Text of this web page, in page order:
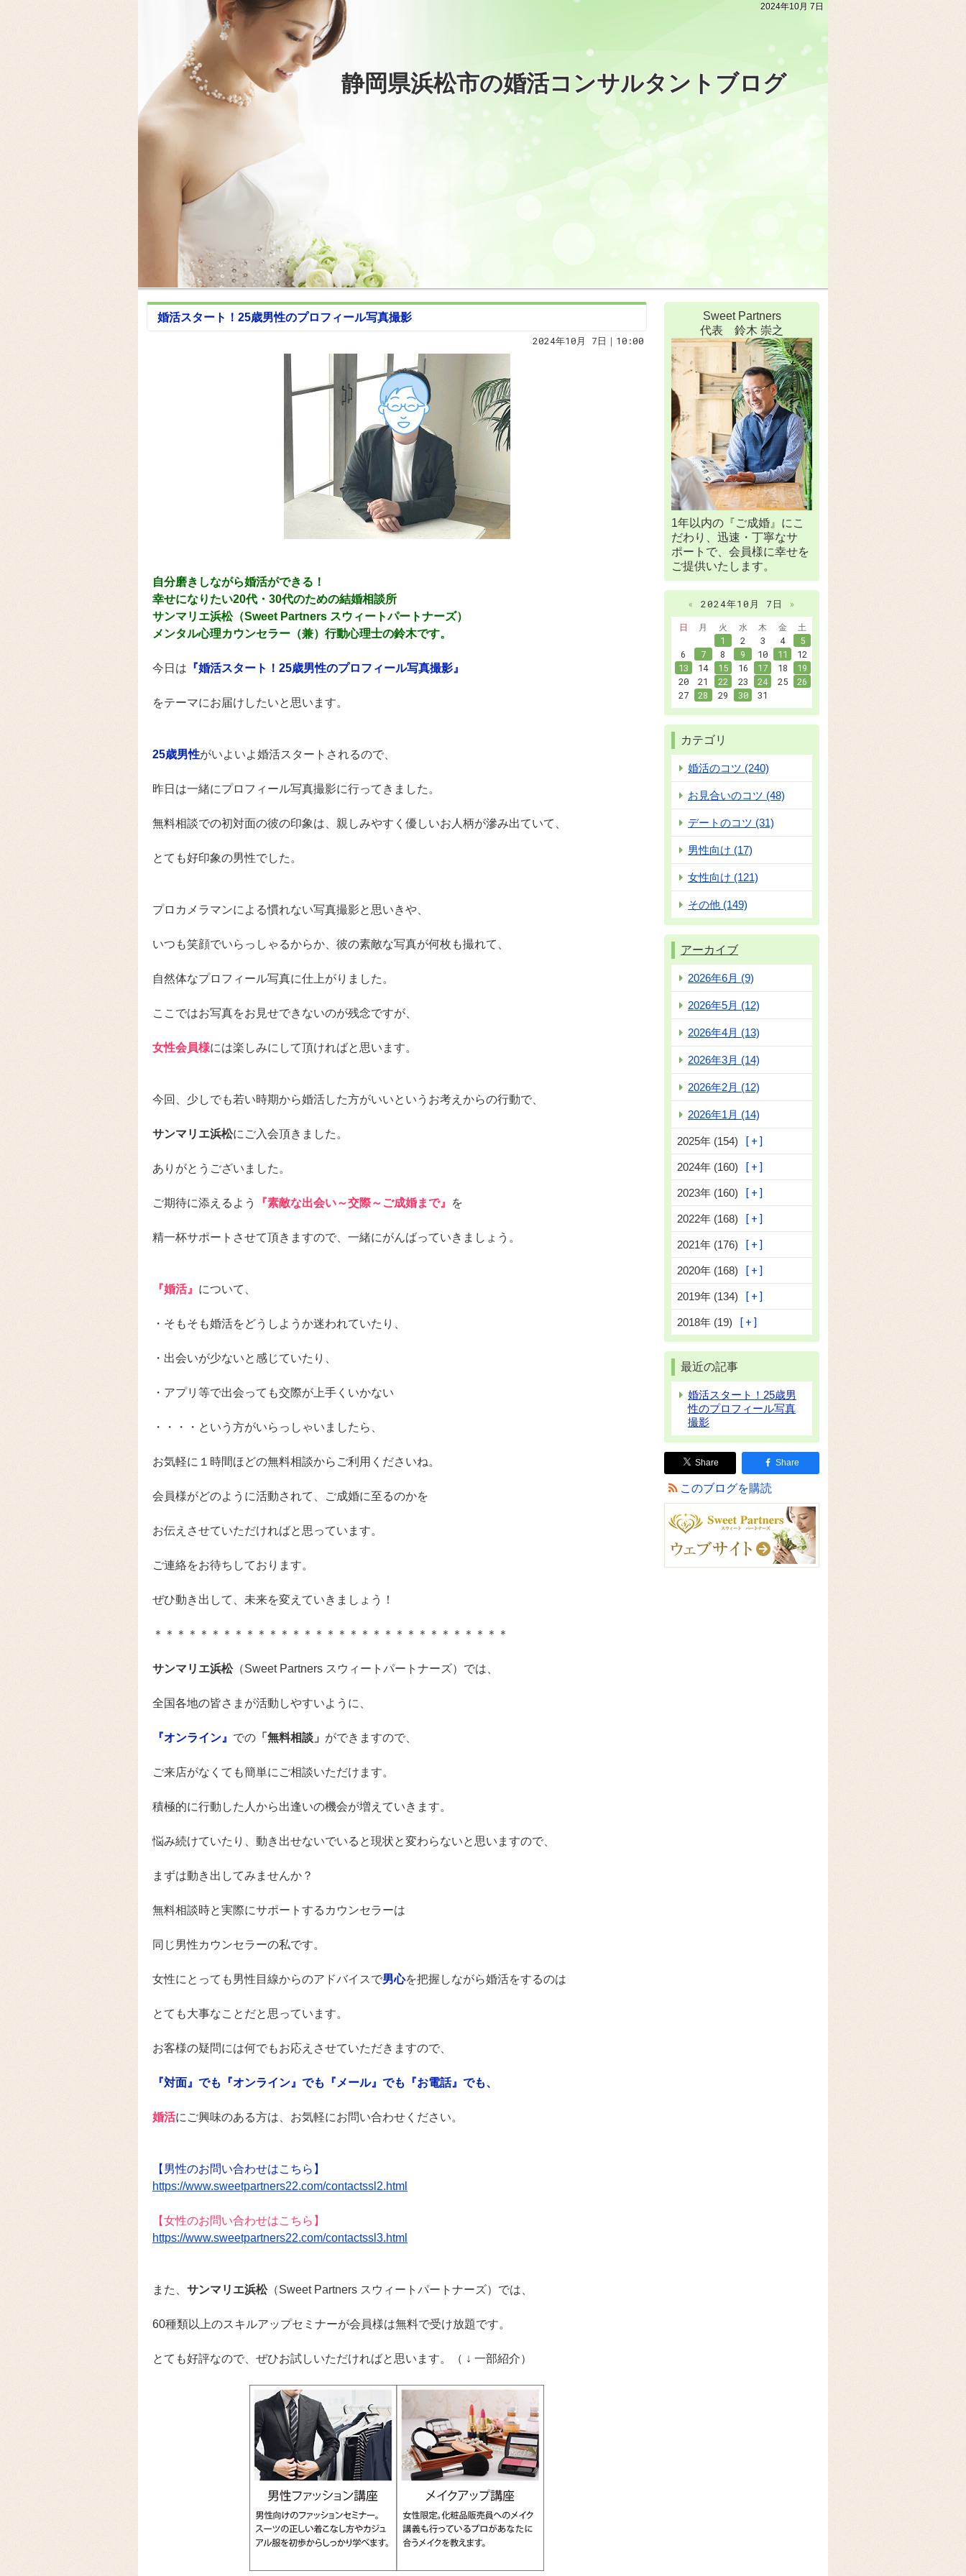
2024年10月 7日
静岡県浜松市の婚活コンサルタントブログ
婚活スタート！25歳男性のプロフィール写真撮影
2024年10月 7日｜10:00
自分磨きしながら婚活ができる！
幸せになりたい20代・30代のための結婚相談所
サンマリエ浜松（Sweet Partners スウィートパートナーズ）
メンタル心理カウンセラー（兼）行動心理士の鈴木です。
今日は 『婚活スタート！25歳男性のプロフィール写真撮影』
をテーマにお届けしたいと思います。
25歳男性がいよいよ婚活スタートされるので、
昨日は一緒にプロフィール写真撮影に行ってきました。
無料相談での初対面の彼の印象は、親しみやすく優しいお人柄が滲み出ていて、
とても好印象の男性でした。
プロカメラマンによる慣れない写真撮影と思いきや、
いつも笑顔でいらっしゃるからか、彼の素敵な写真が何枚も撮れて、
自然体なプロフィール写真に仕上がりました。
ここではお写真をお見せできないのが残念ですが、
女性会員様には楽しみにして頂ければと思います。
今回、少しでも若い時期から婚活した方がいいというお考えからの行動で、
サンマリエ浜松にご入会頂きました。
ありがとうございました。
ご期待に添えるよう 『素敵な出会い～交際～ご成婚まで』 を
精一杯サポートさせて頂きますので、一緒にがんばっていきましょう。
『婚活』 について、
・そもそも婚活をどうしようか迷われていたり、
・出会いが少ないと感じていたり、
・アプリ等で出会っても交際が上手くいかない
・・・・という方がいらっしゃいましたら、
お気軽に１時間ほどの無料相談からご利用くださいね。
会員様がどのように活動されて、ご成婚に至るのかを
お伝えさせていただければと思っています。
ご連絡をお待ちしております。
ぜひ動き出して、未来を変えていきましょう！
＊＊＊＊＊＊＊＊＊＊＊＊＊＊＊＊＊＊＊＊＊＊＊＊＊＊＊＊＊＊＊
サンマリエ浜松（Sweet Partners スウィートパートナーズ）では、
全国各地の皆さまが活動しやすいように、
『オンライン』 での 「無料相談」 ができますので、
ご来店がなくても簡単にご相談いただけます。
積極的に行動した人から出逢いの機会が増えていきます。
悩み続けていたり、動き出せないでいると現状と変わらないと思いますので、
まずは動き出してみませんか？
無料相談時と実際にサポートするカウンセラーは
同じ男性カウンセラーの私です。
女性にとっても男性目線からのアドバイスで男心を把握しながら婚活をするのは
とても大事なことだと思っています。
お客様の疑問には何でもお応えさせていただきますので、
『対面』でも『オンライン』でも『メール』でも『お電話』でも、
婚活にご興味のある方は、お気軽にお問い合わせください。
【男性のお問い合わせはこちら】
https://www.sweetpartners22.com/contactssl2.html
【女性のお問い合わせはこちら】
https://www.sweetpartners22.com/contactssl3.html
また、 サンマリエ浜松（Sweet Partners スウィートパートナーズ）では、
60種類以上のスキルアップセミナーが会員様は無料で受け放題です。
とても好評なので、ぜひお試しいただければと思います。（ ↓ 一部紹介）
Sweet Partners
代表 鈴木 崇之
1年以内の『ご成婚』にこ
だわり、迅速・丁寧なサ
ポートで、会員様に幸せを
ご提供いたします。
« 2024年10月 7日
»
日
月 火 水 木 金
土
1
2 3 4
5
6
7 8 9 10 11
12
13
14 15 16 17 18
19
20
21 22 23 24 25
26
27
28 29 30 31
カテゴリ
婚活のコツ (240)
お見合いのコツ (48)
デートのコツ (31)
男性向け (17)
女性向け (121)
その他 (149)
アーカイブ
2026年6月 (9)
2026年5月 (12)
2026年4月 (13)
2026年3月 (14)
2026年2月 (12)
2026年1月 (14)
2025年 (154)
2024年 (160)
2023年 (160)
2022年 (168)
2021年 (176)
2020年 (168)
2019年 (134)
2018年 (19)
最近の記事
婚活スタート！25歳男
性のプロフィール写真
撮影
Share Share
このブログを購読